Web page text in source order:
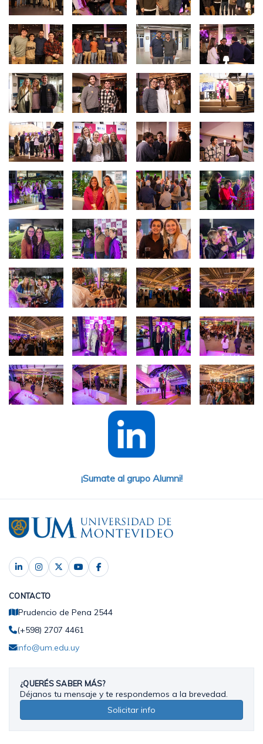
Imagen Imagen Imagen Imagen
Imagen Imagen Imagen Imagen
Imagen Imagen Imagen Imagen
Imagen Imagen Imagen Imagen
Imagen Imagen Imagen Imagen
Imagen Imagen Imagen Imagen
Imagen Imagen Imagen Imagen
Imagen Imagen Imagen Imagen
¡Sumate al grupo Alumni!
CONTACTO
Prudencio de Pena 2544
(+598) 2707 4461
info@um.edu.uy
¿QUERÉS SABER MÁS?
Déjanos tu mensaje y te respondemos a la brevedad.
Solicitar info